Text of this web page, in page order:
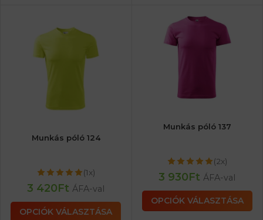
Munkás póló 124
(1x)
3 420Ft ÁFA-val
OPCIÓK VÁLASZTÁSA
Munkás póló 137
(2x)
3 930Ft ÁFA-val
OPCIÓK VÁLASZTÁSA